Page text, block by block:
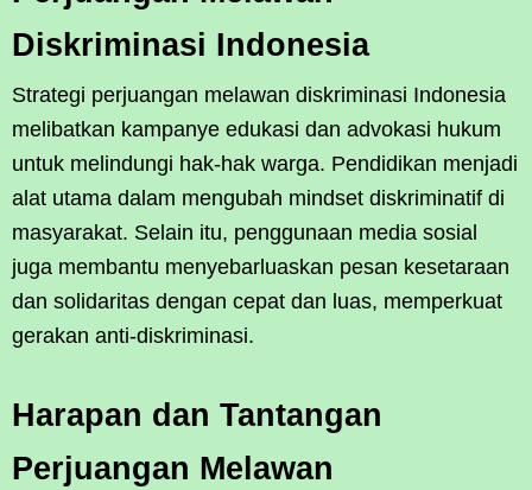
Diskriminasi Indonesia
Strategi perjuangan melawan diskriminasi Indonesia
melibatkan kampanye edukasi dan advokasi hukum
untuk melindungi hak-hak warga. Pendidikan menjadi
alat utama dalam mengubah mindset diskriminatif di
masyarakat. Selain itu, penggunaan media sosial
juga membantu menyebarluaskan pesan kesetaraan
dan solidaritas dengan cepat dan luas, memperkuat
gerakan anti-diskriminasi.
Harapan dan Tantangan
Perjuangan Melawan